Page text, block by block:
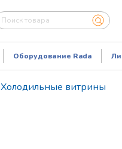
Оборудование Rada
Холодильные витрины